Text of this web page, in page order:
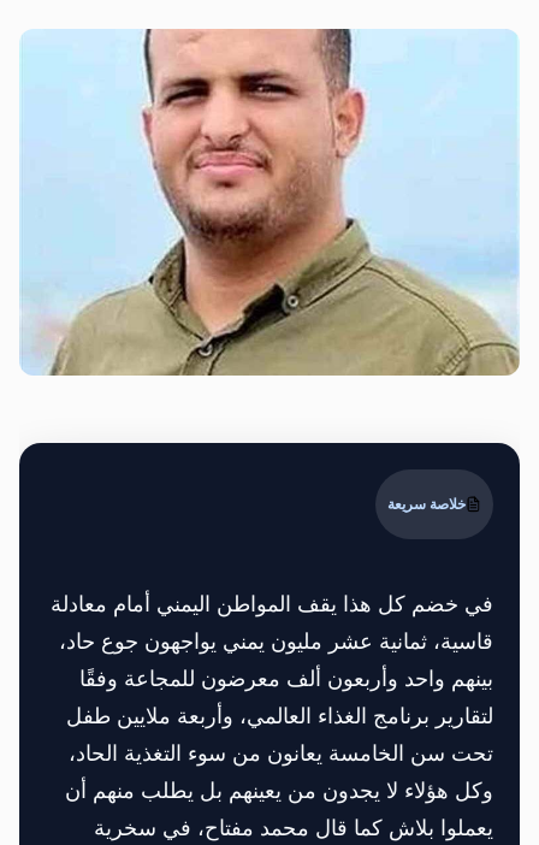
خلاصة سريعة
في خضم كل هذا يقف المواطن اليمني أمام معادلة
قاسية، ثمانية عشر مليون يمني يواجهون جوع حاد،
بينهم واحد وأربعون ألف معرضون للمجاعة وفقًا
لتقارير برنامج الغذاء العالمي، وأربعة ملايين طفل
تحت سن الخامسة يعانون من سوء التغذية الحاد،
وكل هؤلاء لا يجدون من يعينهم بل يطلب منهم أن
يعملوا بلاش كما قال محمد مفتاح، في سخرية